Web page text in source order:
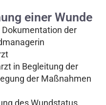
einer Wunde
der
in Begleitung der
der Maßnahmen